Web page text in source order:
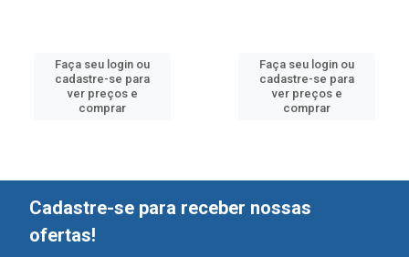
Faça seu login ou
cadastre-se para
ver preços e
comprar
Faça seu login ou
cadastre-se para
ver preços e
comprar
Cadastre-se para receber nossas
ofertas!